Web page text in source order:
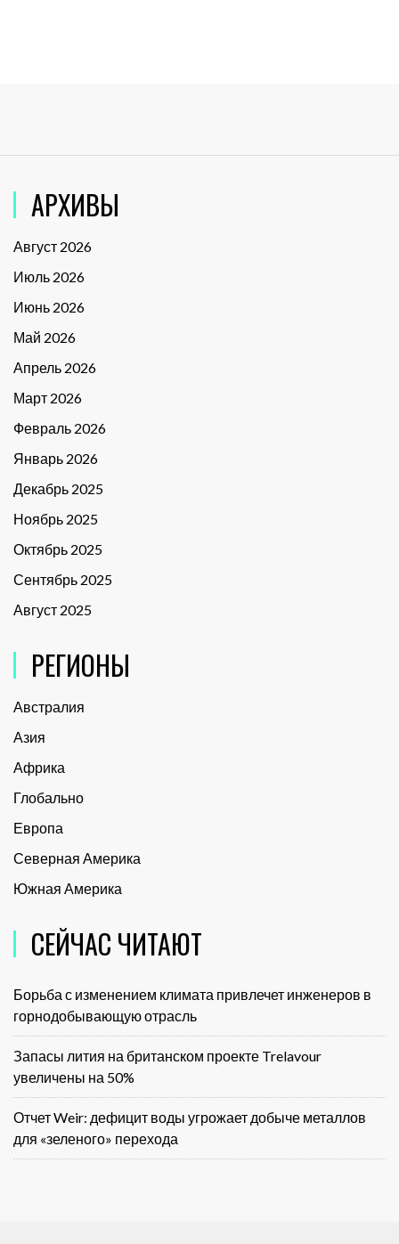
АРХИВЫ
Август 2026
Июль 2026
Июнь 2026
Май 2026
Апрель 2026
Март 2026
Февраль 2026
Январь 2026
Декабрь 2025
Ноябрь 2025
Октябрь 2025
Сентябрь 2025
Август 2025
РЕГИОНЫ
Австралия
Азия
Африка
Глобально
Европа
Северная Америка
Южная Америка
СЕЙЧАС ЧИТАЮТ
Борьба с изменением климата привлечет инженеров в
горнодобывающую отрасль
Запасы лития на британском проекте Trelavour
увеличены на 50%
Отчет Weir: дефицит воды угрожает добыче металлов
для «зеленого» перехода